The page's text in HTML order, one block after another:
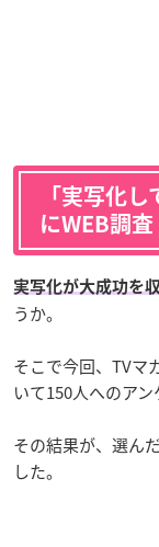
「実写化
にWEB調査
実写化が大成功を
うか。
そこで今回、TVマ
いて150人へのアン
その結果が、選ん
した。